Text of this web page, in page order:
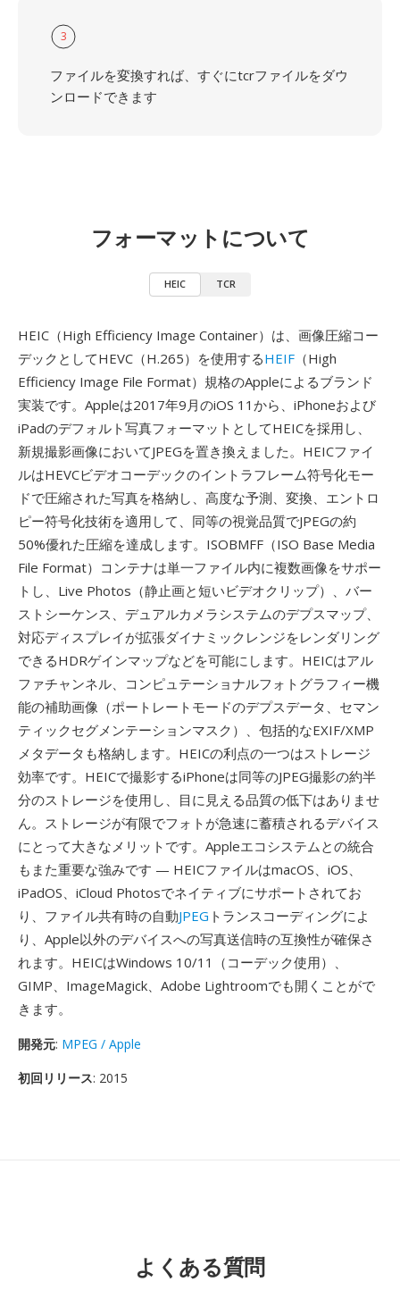
3
ファイルを変換すれば、すぐにtcrファイルをダウ
ンロードできます
フォーマットについて
HEIC TCR
HEIC（High Efficiency Image Container）は、画像圧縮コー
デックとしてHEVC（H.265）を使用するHEIF （High
Efficiency Image File Format）規格のAppleによるブランド
実装です。Appleは2017年9月のiOS 11から、iPhoneおよび
iPadのデフォルト写真フォーマットとしてHEICを採用し、
新規撮影画像においてJPEGを置き換えました。HEICファイ
ルはHEVCビデオコーデックのイントラフレーム符号化モー
ドで圧縮された写真を格納し、高度な予測、変換、エントロ
ピー符号化技術を適用して、同等の視覚品質でJPEGの約
50%優れた圧縮を達成します。ISOBMFF（ISO Base Media
File Format）コンテナは単一ファイル内に複数画像をサポー
トし、Live Photos（静止画と短いビデオクリップ）、バー
ストシーケンス、デュアルカメラシステムのデプスマップ、
対応ディスプレイが拡張ダイナミックレンジをレンダリング
できるHDRゲインマップなどを可能にします。HEICはアル
ファチャンネル、コンピュテーショナルフォトグラフィー機
能の補助画像（ポートレートモードのデプスデータ、セマン
ティックセグメンテーションマスク）、包括的なEXIF/XMP
メタデータも格納します。HEICの利点の一つはストレージ
効率です。HEICで撮影するiPhoneは同等のJPEG撮影の約半
分のストレージを使用し、目に見える品質の低下はありませ
ん。ストレージが有限でフォトが急速に蓄積されるデバイス
にとって大きなメリットです。Appleエコシステムとの統合
もまた重要な強みです — HEICファイルはmacOS、iOS、
iPadOS、iCloud Photosでネイティブにサポートされてお
り、ファイル共有時の自動JPEG トランスコーディングによ
り、Apple以外のデバイスへの写真送信時の互換性が確保さ
れます。HEICはWindows 10/11（コーデック使用）、
GIMP、ImageMagick、Adobe Lightroomでも開くことがで
きます。
開発元: MPEG / Apple
初回リリース: 2015
よくある質問